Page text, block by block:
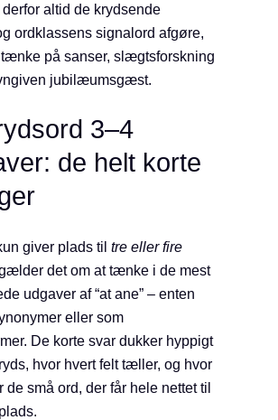
altid de krydsende
ordklassens signalord afgøre,
på sanser, slægtsforskning
jubilæumsgæst.
3–4
de helt korte
giver plads til tre eller fire
det om at tænke i de mest
udgaver af “at ane” – enten
eller som
De korte svar dukker hyppigt
hvor hvert felt tæller, og hvor
de små ord, der får hele nettet til